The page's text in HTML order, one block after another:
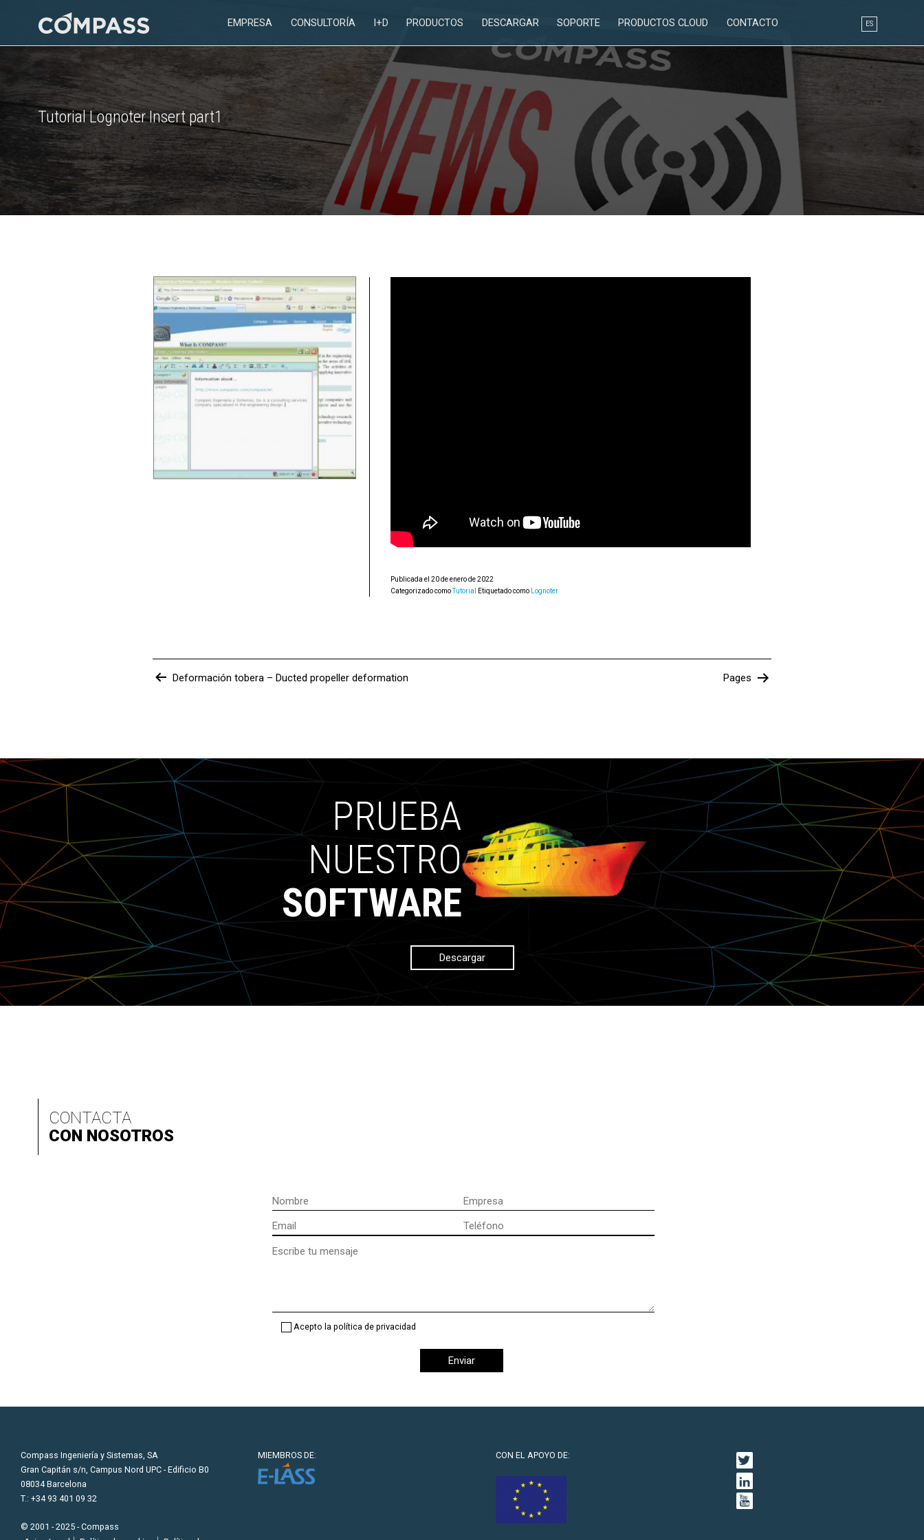
para
diseño
en
ingeniería
EMPRESA CONSULTORÍA I+D PRODUCTOS DESCARGAR SOPORTE PRODUCTOS CLOUD CONTACTO ES
Tutorial Lognoter Insert part1
Publicada el 20 de enero de 2022
Categorizado comoTutorial Etiquetado como Lognoter
Navegación
Deformación tobera – Ducted propeller deformation Pages
PRUEBA
NUESTRO
SOFTWARE
Descargar
CONTACTA
CON NOSOTROS
(opcional)
Acepto la política de privacidad
Compass Ingeniería y Sistemas, SA
Gran Capitán s/n, Campus Nord UPC - Edificio B0
08034 Barcelona
T.: +34 93 401 09 32
© 2001 - 2025 - Compass
MIEMBROS DE: CON EL APOYO DE: